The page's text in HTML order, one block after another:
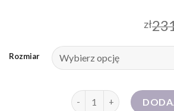
zł
Rozmiar
ilość różowa sukienka